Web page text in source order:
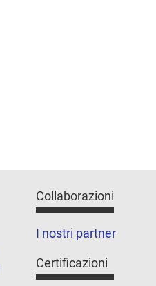
Collaborazioni
I nostri partner
Certificazioni